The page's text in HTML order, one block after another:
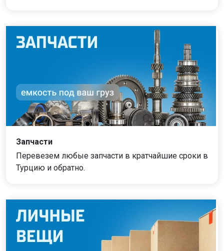
Запчасти
Перевезем любые запчасти в кратчайшие сроки в
Турцию и обратно.